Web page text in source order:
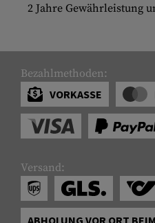
2 Jahre Gewährleistung
Bezahlmethoden:
VORKASSE
Versand: